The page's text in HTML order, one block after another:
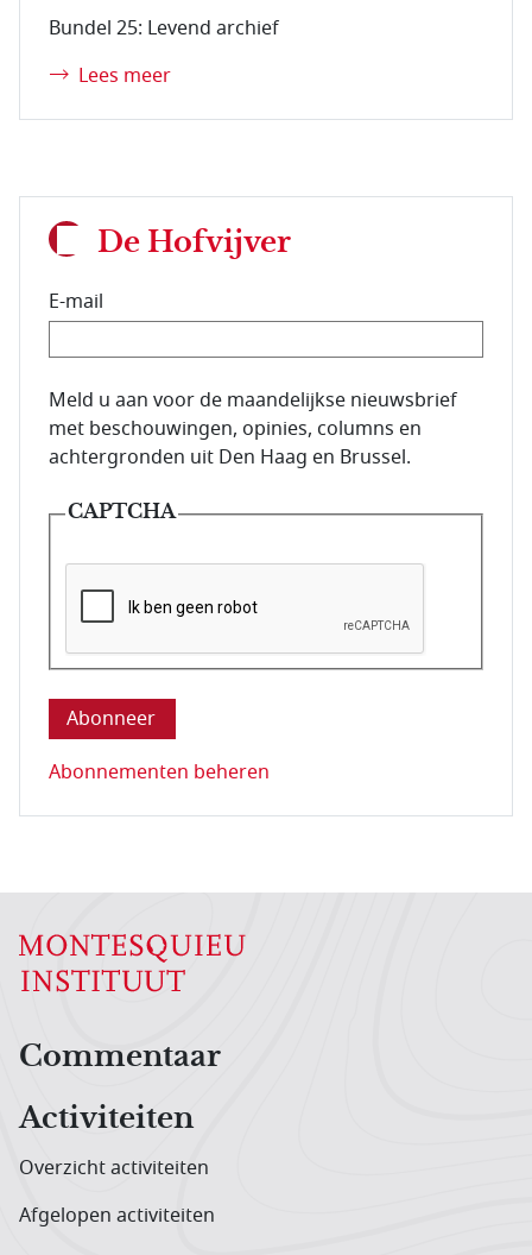
Bundel 25: Levend archief
Lees meer
De Hofvijver
E-mail
E-mailadres van de abonnee.
Meld u aan voor de maandelijkse nieuwsbrief
met beschouwingen, opinies, columns en
achtergronden uit Den Haag en Brussel.
CAPTCHA
Deze vraag is om te controleren dat u een mens
Abonnementen beheren
Hoofdnavigatiemenu
Commentaar
Activiteiten
Overzicht activiteiten
Afgelopen activiteiten